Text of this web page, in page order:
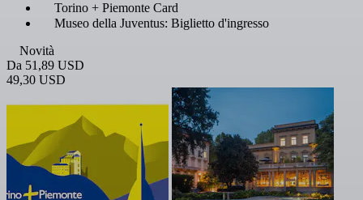
Torino + Piemonte Card
Museo della Juventus: Biglietto d'ingresso
Novità
Da 51,89 USD
49,30 USD